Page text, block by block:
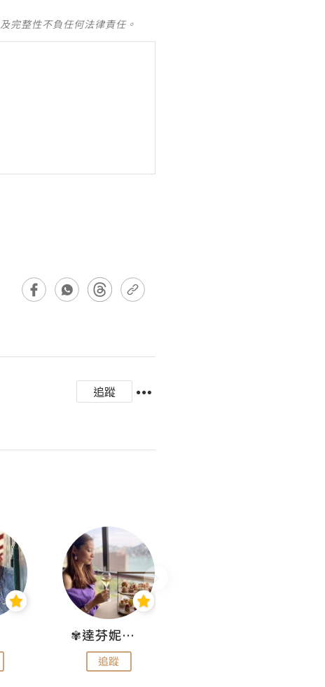
完整性不負任何法律責任。
追蹤
✾達芬妮•愛孩子•愛生活✾
追蹤